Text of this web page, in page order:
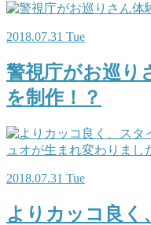
2018.07.31 Tue
警視庁がお巡り
を制作！？
2018.07.31 Tue
よりカッコ良く